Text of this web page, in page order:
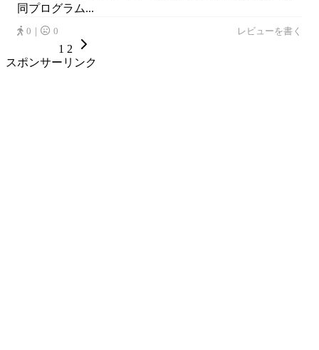
同プログラム...
0｜ 0 レビューを書く
1 2
スポンサーリンク